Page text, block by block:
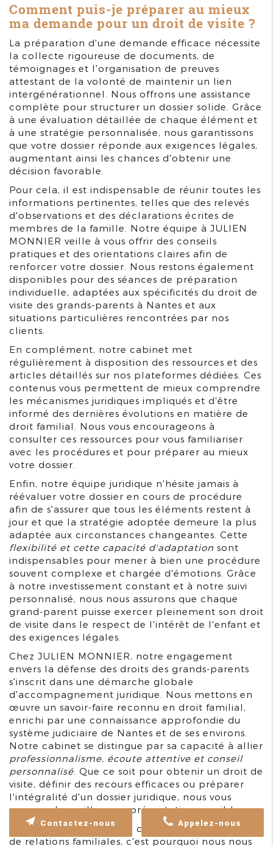
Comment puis-je préparer au mieux
ma demande pour un droit de visite ?
La préparation d'une demande efficace nécessite
la collecte rigoureuse de documents, de
témoignages et l'organisation de preuves
attestant de la volonté de maintenir un lien
intergénérationnel. Nous offrons une assistance
complète pour structurer un dossier solide. Grâce
à une évaluation détaillée de chaque élément et
à une stratégie personnalisée, nous garantissons
que votre dossier réponde aux exigences légales,
augmentant ainsi les chances d'obtenir une
décision favorable.
Pour cela, il est indispensable de réunir toutes les
informations pertinentes, telles que des relevés
d'observations et des déclarations écrites de
membres de la famille. Notre équipe à JULIEN
MONNIER veille à vous offrir des conseils
pratiques et des orientations claires afin de
renforcer votre dossier. Nous restons également
disponibles pour des séances de préparation
individuelle, adaptées aux spécificités du droit de
visite des grands-parents à Nantes et aux
situations particulières rencontrées par nos
clients.
En complément, notre cabinet met
régulièrement à disposition des ressources et des
articles détaillés sur nos plateformes dédiées. Ces
contenus vous permettent de mieux comprendre
les mécanismes juridiques impliqués et d'être
informé des dernières évolutions en matière de
droit familial. Nous vous encourageons à
consulter ces ressources pour vous familiariser
avec les procédures et pour préparer au mieux
votre dossier.
Enfin, notre équipe juridique n'hésite jamais à
réévaluer votre dossier en cours de procédure
afin de s'assurer que tous les éléments restent à
jour et que la stratégie adoptée demeure la plus
adaptée aux circonstances changeantes. Cette
flexibilité et cette capacité d'adaptation sont
indispensables pour mener à bien une procédure
souvent complexe et chargée d'émotions. Grâce
à notre investissement constant et à notre suivi
personnalisé, nous nous assurons que chaque
grand-parent puisse exercer pleinement son droit
de visite dans le respect de l'intérêt de l'enfant et
des exigences légales.
Chez JULIEN MONNIER, notre engagement
envers la défense des droits des grands-parents
s'inscrit dans une démarche globale
d'accompagnement juridique. Nous mettons en
œuvre un savoir-faire reconnu en droit familial,
enrichi par une connaissance approfondie du
système judiciaire de Nantes et de ses environs.
Notre cabinet se distingue par sa capacité à allier
professionnalisme, écoute attentive et conseil
personnalisé . Que ce soit pour obtenir un droit de
visite, définir des recours efficaces ou préparer
l'intégralité d'un dossier juridique, nous vous
assurons la meilleure représentation possible.
Nous savons que chaque cas est un enjeu de vie et
de relations familiales, c'est pourquoi nous nous
Appelez-nous
Contactez-nous